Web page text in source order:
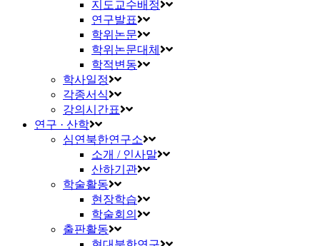
지도교수배정
연구발표
학위논문
학위논문대체
학적변동
학사일정
각종서식
강의시간표
연구 · 산학
심연북한연구소
소개 / 인사말
산하기관
학술활동
현장학습
학술회의
출판활동